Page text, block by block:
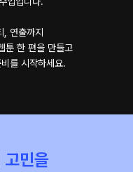
, 연출까지
툰 한 편을 만들고
를 시작하세요.
고민을